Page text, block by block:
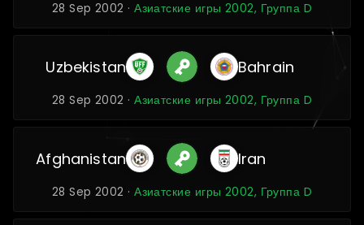
28 Sep 2002 ·Азиатские игры 2002, Группа D
Uzbekistan Bahrain
28 Sep 2002 ·Азиатские игры 2002, Группа D
Afghanistan Iran
28 Sep 2002 ·Азиатские игры 2002, Группа D